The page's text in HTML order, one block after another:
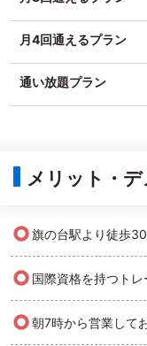
月4回通えるプラン
通い放題プラン
メリット・デ
○旗の台駅より徒歩
○ 国際資格を持つト
○朝7時から営業して